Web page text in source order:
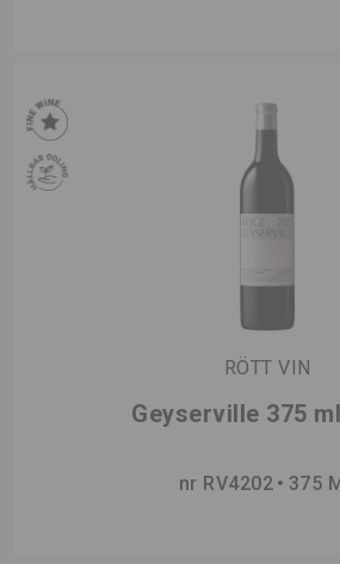
RÖTT VIN
Geyserville 375
nr RV4202 375